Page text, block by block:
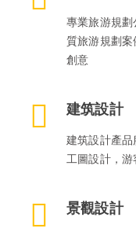
專業旅游規
質旅游規劃
創意
建筑設計
建筑設計產
工圖設計，
景觀設計